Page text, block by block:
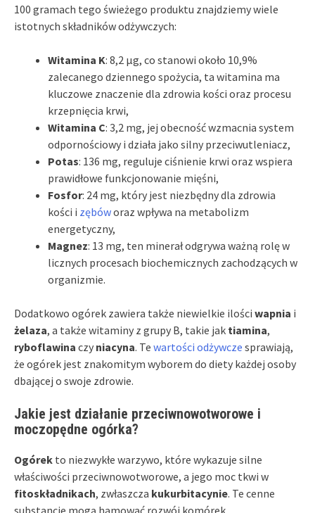
100 gramach tego świeżego produktu znajdziemy wiele
istotnych składników odżywczych:
Witamina K: 8,2 µg, co stanowi około 10,9%
zalecanego dziennego spożycia, ta witamina ma
kluczowe znaczenie dla zdrowia kości oraz procesu
krzepnięcia krwi,
Witamina C: 3,2 mg, jej obecność wzmacnia system
odpornościowy i działa jako silny przeciwutleniacz,
Potas: 136 mg, reguluje ciśnienie krwi oraz wspiera
prawidłowe funkcjonowanie mięśni,
Fosfor: 24 mg, który jest niezbędny dla zdrowia
kości i zębóworaz wpływa na metabolizm
energetyczny,
Magnez: 13 mg, ten minerał odgrywa ważną rolę w
licznych procesach biochemicznych zachodzących w
organizmie.
Dodatkowo ogórek zawiera także niewielkie ilości wapnia i
żelaza, a także witaminy z grupy B, takie jak tiamina,
ryboflawina czy niacyna. Te wartości odżywcze sprawiają,
że ogórek jest znakomitym wyborem do diety każdej osoby
dbającej o swoje zdrowie.
Jakie jest działanie przeciwnowotworowe i
moczopędne ogórka?
Ogórek to niezwykłe warzywo, które wykazuje silne
właściwości przeciwnowotworowe, a jego moc tkwi w
fitoskładnikach, zwłaszcza kukurbitacynie. Te cenne
substancje mogą hamować rozwój komórek